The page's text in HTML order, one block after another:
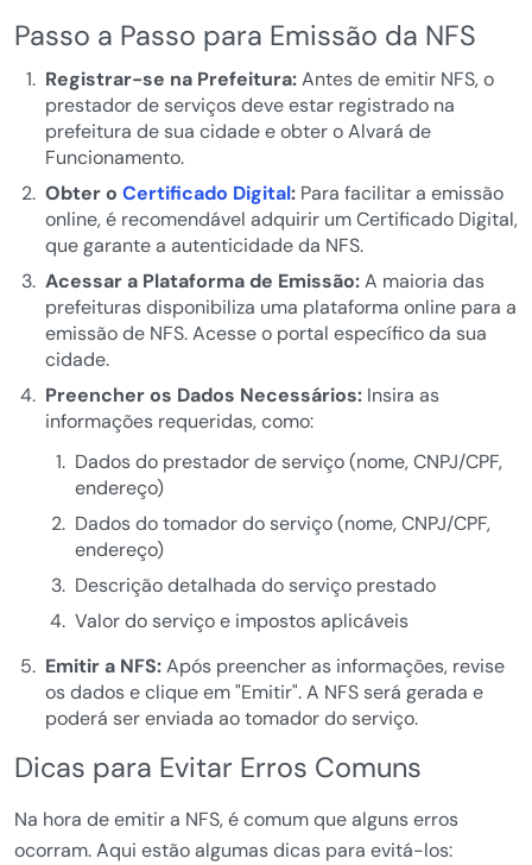
Passo a Passo para Emissão da NFS
Registrar-se na Prefeitura:Antes de emitir NFS, o
prestador de serviços deve estar registrado na
prefeitura de sua cidade e obter o Alvará de
Funcionamento.
Obter o Certificado Digital:Para facilitar a emissão
online, é recomendável adquirir um Certificado Digital,
que garante a autenticidade da NFS.
Acessar a Plataforma de Emissão:A maioria das
prefeituras disponibiliza uma plataforma online para a
emissão de NFS. Acesse o portal específico da sua
cidade.
Preencher os Dados Necessários:Insira as
informações requeridas, como:
Dados do prestador de serviço (nome, CNPJ/CPF,
endereço)
Dados do tomador do serviço (nome, CNPJ/CPF,
endereço)
Descrição detalhada do serviço prestado
Valor do serviço e impostos aplicáveis
Emitir a NFS:Após preencher as informações, revise
os dados e clique em "Emitir". A NFS será gerada e
poderá ser enviada ao tomador do serviço.
Dicas para Evitar Erros Comuns
Na hora de emitir a NFS, é comum que alguns erros
ocorram. Aqui estão algumas dicas para evitá-los: